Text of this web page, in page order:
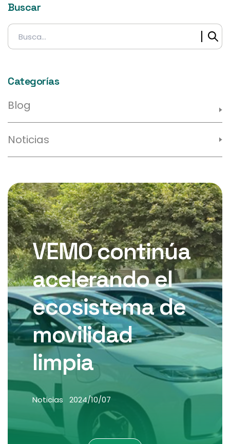
Buscar
Buscar:
Categorías
Blog
Noticias
VEMO continúa
acelerando el
ecosistema de
movilidad
limpia
Noticias 2024/10/07